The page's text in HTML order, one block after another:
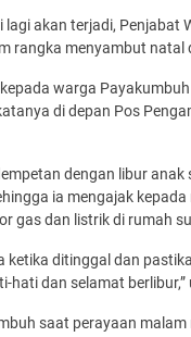
akan terjadi,
rangka menyambut
warga
di depan Pos
dengan libur
ia mengajak
gas dan listrik di rumah
ditinggal dan
hati dan selamat
saat perayaan